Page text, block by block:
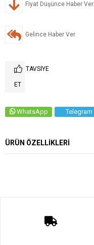
Fiyat Düşünce Haber Ver
Gelince Haber Ver
TAVSIYE
ET
WhatsApp Telegram
ÜRÜN ÖZELLIKLERI